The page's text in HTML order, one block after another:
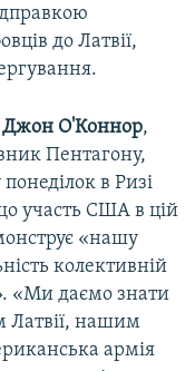
до Латвії,
Джон О'Коннор,
Пентагону,
в Ризі
участь США в цій
«нашу
колективній
«Ми даємо знати
Латвії, нашим
армія